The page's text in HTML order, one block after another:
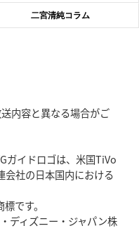
なり」骨太の教育方針
二宮清純コラム
内容と異なる場合がご
ガイドロゴは、米国TiVo
会社の日本国内における
です。
ディズニー・ジャパン株